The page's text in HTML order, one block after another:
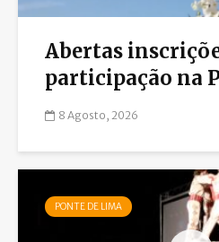
Abertas
participação na
8 Agosto, 2026
PONTE DE LIMA